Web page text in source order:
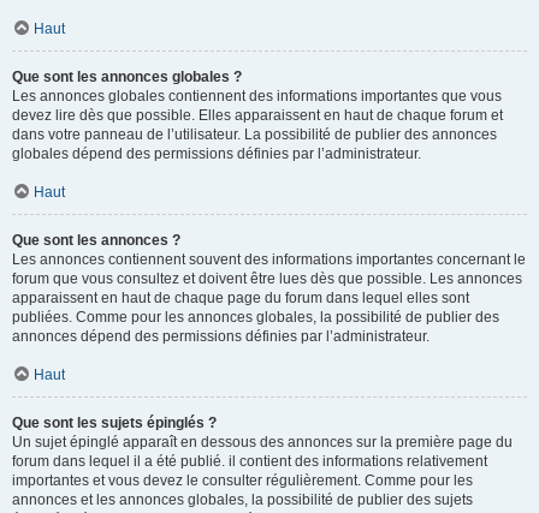
Haut
Que sont les annonces globales ?
Les annonces globales contiennent des informations importantes que vous
devez lire dès que possible. Elles apparaissent en haut de chaque forum et
dans votre panneau de l’utilisateur. La possibilité de publier des annonces
globales dépend des permissions définies par l’administrateur.
Haut
Que sont les annonces ?
Les annonces contiennent souvent des informations importantes concernant le
forum que vous consultez et doivent être lues dès que possible. Les annonces
apparaissent en haut de chaque page du forum dans lequel elles sont
publiées. Comme pour les annonces globales, la possibilité de publier des
annonces dépend des permissions définies par l’administrateur.
Haut
Que sont les sujets épinglés ?
Un sujet épinglé apparaît en dessous des annonces sur la première page du
forum dans lequel il a été publié. il contient des informations relativement
importantes et vous devez le consulter régulièrement. Comme pour les
annonces et les annonces globales, la possibilité de publier des sujets